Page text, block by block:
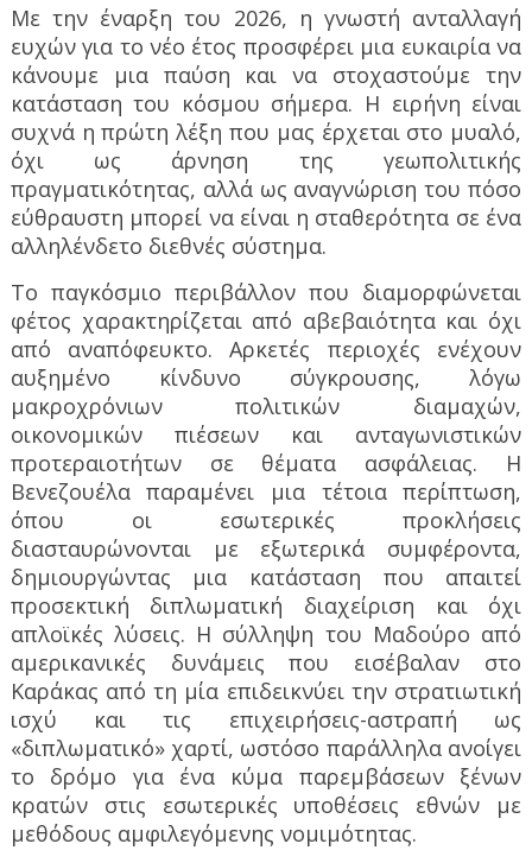
Με την έναρξη του 2026, η γνωστή ανταλλαγή
ευχών για το νέο έτος προσφέρει μια ευκαιρία να
κάνουμε μια παύση και να στοχαστούμε την
κατάσταση του κόσμου σήμερα. Η ειρήνη είναι
συχνά η πρώτη λέξη που μας έρχεται στο μυαλό,
όχι ως άρνηση της γεωπολιτικής
πραγματικότητας, αλλά ως αναγνώριση του πόσο
εύθραυστη μπορεί να είναι η σταθερότητα σε ένα
αλληλένδετο διεθνές σύστημα.
Το παγκόσμιο περιβάλλον που διαμορφώνεται
φέτος χαρακτηρίζεται από αβεβαιότητα και όχι
από αναπόφευκτο. Αρκετές περιοχές ενέχουν
αυξημένο κίνδυνο σύγκρουσης, λόγω
μακροχρόνιων πολιτικών διαμαχών,
οικονομικών πιέσεων και ανταγωνιστικών
προτεραιοτήτων σε θέματα ασφάλειας. Η
Βενεζουέλα παραμένει μια τέτοια περίπτωση,
όπου οι εσωτερικές προκλήσεις
διασταυρώνονται με εξωτερικά συμφέροντα,
δημιουργώντας μια κατάσταση που απαιτεί
προσεκτική διπλωματική διαχείριση και όχι
απλοϊκές λύσεις. Η σύλληψη του Μαδούρο από
αμερικανικές δυνάμεις που εισέβαλαν στο
Καράκας από τη μία επιδεικνύει την στρατιωτική
ισχύ και τις επιχειρήσεις-αστραπή ως
«διπλωματικό» χαρτί, ωστόσο παράλληλα ανοίγει
το δρόμο για ένα κύμα παρεμβάσεων ξένων
κρατών στις εσωτερικές υποθέσεις εθνών με
μεθόδους αμφιλεγόμενης νομιμότητας.